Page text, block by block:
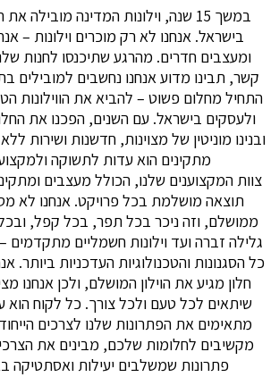
במשך 15 שנה, וילונות המדינה מובילה את
בישראל. אנחנו לא רק מוכרים וילונות – אנחנו
ומעצבים חדרים. מהרגע שתיכנסו לחנות שלנו
קשר, תבינו מדוע אנחנו נחשבים למובילים
מחלום פשוט – להביא את הווילונות
ולעסקים בישראל. עם השנים, הפכנו את
מוניטין של מצוינות, חדשנות ושירות ללא
מתקינים הוא עדות לתשוקה
צוות המקצוענים שלנו, הכולל מעצבים
תוצאה מושלמת בכל פרויקט. אנחנו לא
ממושלם, וזה ניכר בכל תפר, בכל קפל, ובכל
זברה ועד וילונות חשמליים מתקדמים –
הסגנונות והטכנולוגיות העדכניות ביותר.
חלון מגיע את הוילון המושלם, ולכן אנחנו
שיתאים לכל טעם ולכל צורך. כל לקוח הוא
מתאימים את הפתרונות שלנו לצרכים
מקשיבים לחלומות שלכם, מבינים את הצרכים
פתרונות שמשלבים יעילות ואסתטיקה